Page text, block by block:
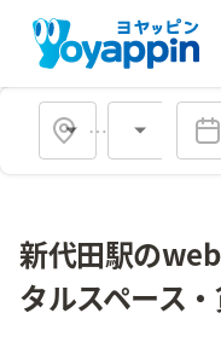
会場タ
新代田駅の
タルスペース